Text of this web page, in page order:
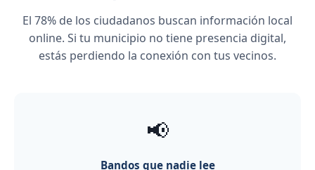
El 78% de los ciudadanos buscan información local
online. Si tu municipio no tiene presencia digital,
estás perdiendo la conexión con tus vecinos.
📢
Bandos que nadie lee